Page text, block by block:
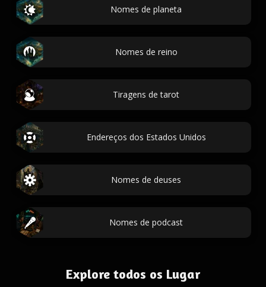
Nomes de planeta
Nomes de reino
Tiragens de tarot
Endereços dos Estados Unidos
Nomes de deuses
Nomes de podcast
Explore todos os Lugar